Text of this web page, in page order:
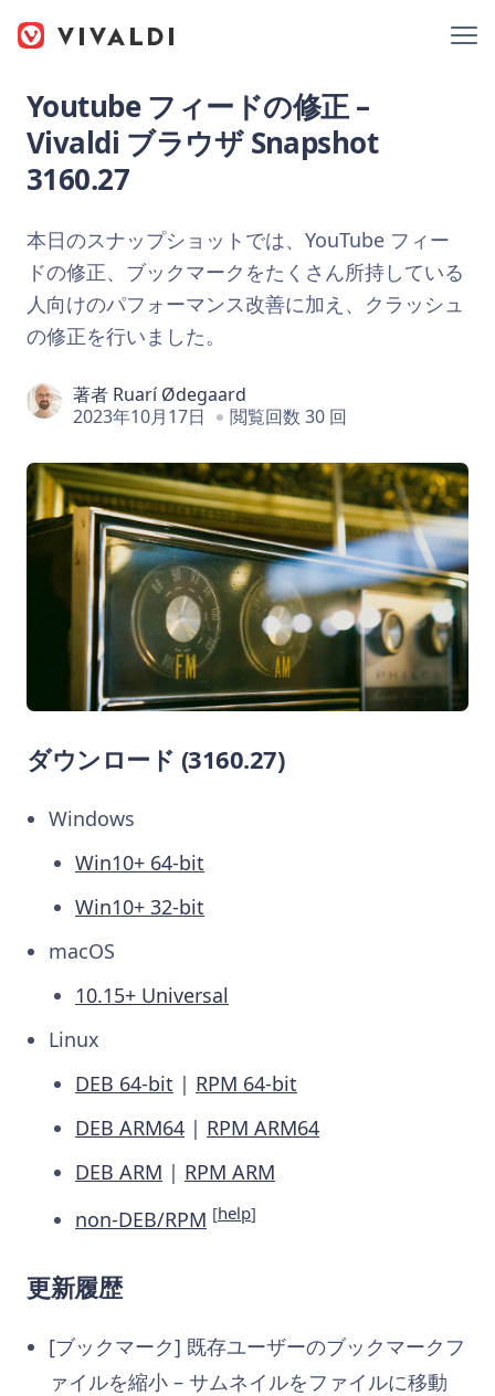
Youtube フィードの修正 –
Vivaldi ブラウザ Snapshot
3160.27
本日のスナップショットでは、YouTube フィー
ドの修正、ブックマークをたくさん所持している
人向けのパフォーマンス改善に加え、クラッシュ
の修正を行いました。
著者 Ruarí Ødegaard
2023年10月17日
閲覧回数 30 回
ダウンロード (3160.27)
Windows
Win10+ 64-bit
Win10+ 32-bit
macOS
10.15+ Universal
Linux
DEB 64-bit | RPM 64-bit
DEB ARM64 | RPM ARM64
DEB ARM | RPM ARM
non-DEB/RPM [help]
更新履歴
[ブックマーク] 既存ユーザーのブックマークフ
ァイルを縮小 – サムネイルをファイルに移動